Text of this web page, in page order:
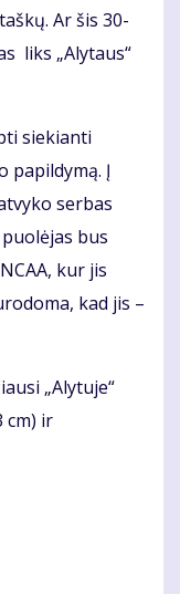
Ar šis 30-
liks „Alytaus“
siekianti
papildymą. Į
serbas
bus
kur jis
kad jis –
„Alytuje“
cm) ir